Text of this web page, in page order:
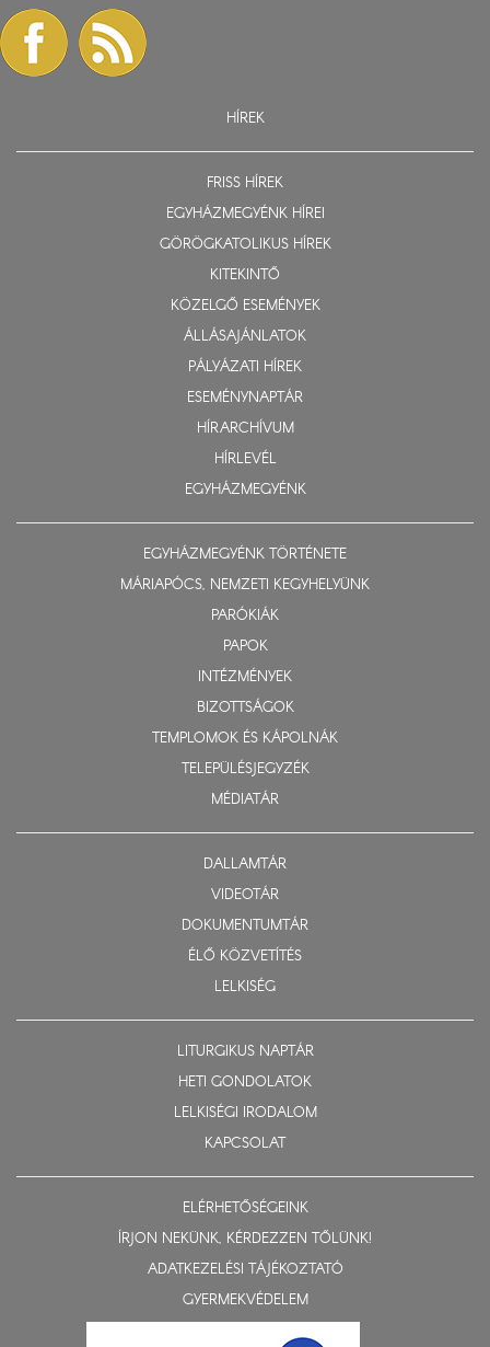
HÍREK
FRISS HÍREK
EGYHÁZMEGYÉNK HÍREI
GÖRÖGKATOLIKUS HÍREK
KITEKINTŐ
KÖZELGŐ ESEMÉNYEK
ÁLLÁSAJÁNLATOK
PÁLYÁZATI HÍREK
ESEMÉNYNAPTÁR
HÍRARCHÍVUM
HÍRLEVÉL
EGYHÁZMEGYÉNK
EGYHÁZMEGYÉNK TÖRTÉNETE
MÁRIAPÓCS, NEMZETI KEGYHELYÜNK
PARÓKIÁK
PAPOK
INTÉZMÉNYEK
BIZOTTSÁGOK
TEMPLOMOK ÉS KÁPOLNÁK
TELEPÜLÉSJEGYZÉK
MÉDIATÁR
DALLAMTÁR
VIDEOTÁR
DOKUMENTUMTÁR
ÉLŐ KÖZVETÍTÉS
LELKISÉG
LITURGIKUS NAPTÁR
HETI GONDOLATOK
LELKISÉGI IRODALOM
KAPCSOLAT
ELÉRHETŐSÉGEINK
ÍRJON NEKÜNK, KÉRDEZZEN TŐLÜNK!
ADATKEZELÉSI TÁJÉKOZTATÓ
GYERMEKVÉDELEM